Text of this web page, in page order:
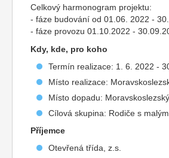
Celkový harmonogram projektu:
- fáze budování od 01.06. 2022 -
- fáze provozu 01.10.2022 -
Kdy, kde, pro koho
Termín realizace: 1. 6. 2022 -
Místo realizace:
Místo dopadu:
Cílová skupina: Rodiče s
Příjemce
Otevřená třída, z.s.